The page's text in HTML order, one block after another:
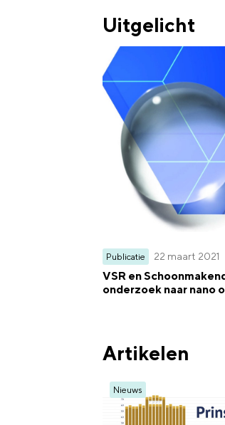
Uitgelicht
Publicatie 22 maart 2021
VSR en
onderzoek naar nano
Artikelen
Nieuws